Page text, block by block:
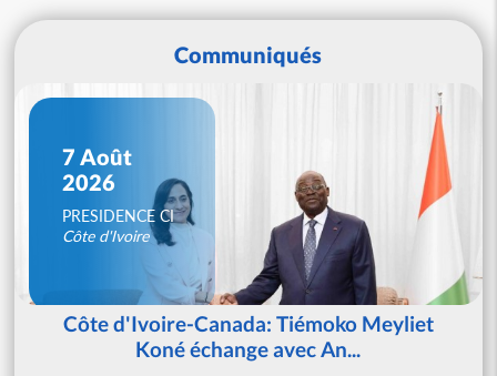
Communiqués
7 Août
2026
PRESIDENCE CI
Côte d'Ivoire
Côte d'Ivoire-Canada: Tiémoko Meyliet
Koné échange avec An...